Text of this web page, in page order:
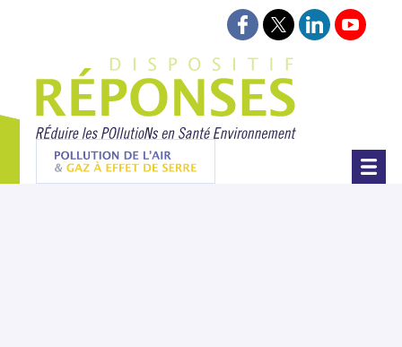
Pollution de l'air & gaz à effet de serre
Suivez-nous sur
Suivez-nous sur
Retrouvez-